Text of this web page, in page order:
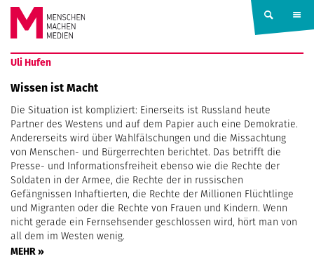
Springe zum Inhalt
MENSCHEN
MACHEN
MEDIEN
Uli Hufen
Wissen ist Macht
Die Situation ist kompliziert: Einerseits ist Russland heute
Partner des Westens und auf dem Papier auch eine Demokratie.
Andererseits wird über Wahlfälschungen und die Missachtung
von Menschen- und Bürgerrechten berichtet. Das betrifft die
Presse- und Informationsfreiheit ebenso wie die Rechte der
Soldaten in der Armee, die Rechte der in russischen
Gefängnissen Inhaftierten, die Rechte der Millionen Flüchtlinge
und Migranten oder die Rechte von Frauen und Kindern. Wenn
nicht gerade ein Fernsehsender geschlossen wird, hört man von
all dem im Westen wenig.
MEHR »